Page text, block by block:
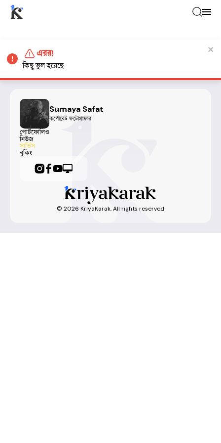
Sumaya Safat
কর্পোরেট ফটোগ্রাফার
পোর্টফোলিও
নিউজ
সার্ভিস
বুকিং
© 2026 KriyaKarak. All rights reserved
এরর!
কিছু ভুল হয়েছে